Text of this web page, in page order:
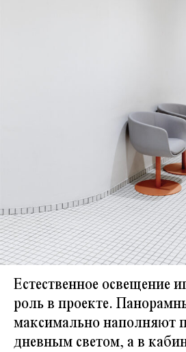
Естественное освещение
роль в проекте.
максимально наполняют
дневным светом, а в